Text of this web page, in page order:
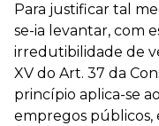
Para justificar tal
se-ia levantar, com
irredutibilidade de
XV do Art. 37 da
princípio aplica-se
empregos públicos,